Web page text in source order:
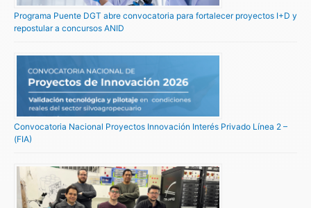
Programa Puente DGT abre convocatoria para fortalecer proyectos I+D y
repostular a concursos ANID
Convocatoria Nacional Proyectos Innovación Interés Privado Línea 2 –
(FIA)